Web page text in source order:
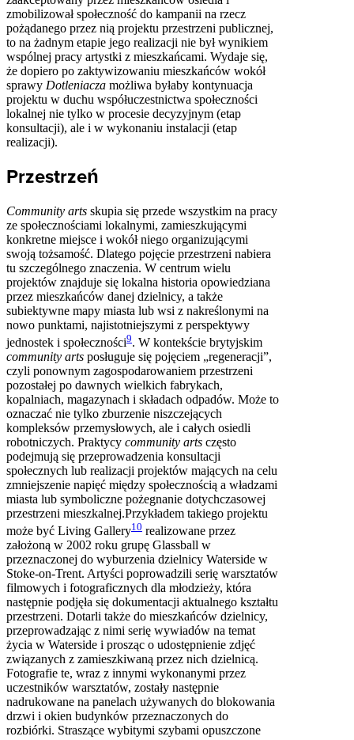
zmobilizował społeczność do kampanii na rzecz
pożądanego przez nią projektu przestrzeni publicznej,
to na żadnym etapie jego realizacji nie był wynikiem
wspólnej pracy artystki z mieszkańcami. Wydaje się,
że dopiero po zaktywizowaniu mieszkańców wokół
sprawy Dotleniacza możliwa byłaby kontynuacja
projektu w duchu współuczestnictwa społeczności
lokalnej nie tylko w procesie decyzyjnym (etap
konsultacji), ale i w wykonaniu instalacji (etap
realizacji).
Przestrzeń
Community arts skupia się przede wszystkim na pracy
ze społecznościami lokalnymi, zamieszkującymi
konkretne miejsce i wokół niego organizującymi
swoją tożsamość. Dlatego pojęcie przestrzeni nabiera
tu szczególnego znaczenia. W centrum wielu
projektów znajduje się lokalna historia opowiedziana
przez mieszkańców danej dzielnicy, a także
subiektywne mapy miasta lub wsi z nakreślonymi na
nowo punktami, najistotniejszymi z perspektywy
jednostek i społeczności9. W kontekście brytyjskim
community arts posługuje się pojęciem „regeneracji”,
czyli ponownym zagospodarowaniem przestrzeni
pozostałej po dawnych wielkich fabrykach,
kopalniach, magazynach i składach odpadów. Może to
oznaczać nie tylko zburzenie niszczejących
kompleksów przemysłowych, ale i całych osiedli
robotniczych. Praktycy community arts często
podejmują się przeprowadzenia konsultacji
społecznych lub realizacji projektów mających na celu
zmniejszenie napięć między społecznością a władzami
miasta lub symboliczne pożegnanie dotychczasowej
przestrzeni mieszkalnej.Przykładem takiego projektu
może być Living Gallery10 realizowane przez
założoną w 2002 roku grupę Glassball w
przeznaczonej do wyburzenia dzielnicy Waterside w
Stoke-on-Trent. Artyści poprowadzili serię warsztatów
filmowych i fotograficznych dla młodzieży, która
następnie podjęła się dokumentacji aktualnego kształtu
przestrzeni. Dotarli także do mieszkańców dzielnicy,
przeprowadzając z nimi serię wywiadów na temat
życia w Waterside i prosząc o udostępnienie zdjęć
związanych z zamieszkiwaną przez nich dzielnicą.
Fotografie te, wraz z innymi wykonanymi przez
uczestników warsztatów, zostały następnie
nadrukowane na panelach używanych do blokowania
drzwi i okien budynków przeznaczonych do
rozbiórki. Straszące wybitymi szybami opuszczone